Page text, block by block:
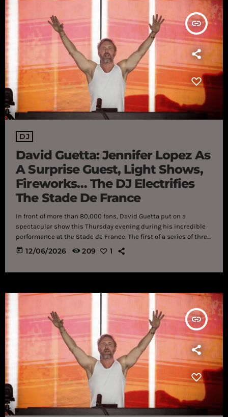
insert_link
DJ
David Guetta: Jennifer Lopez As
A Surprise Guest, Light Shows,
Fireworks… The DJ Electrifies
The Stade De France
In front of more than 80,000 fans, David Guetta put on a
spectacular show this Thursday evening during his incredible
performance at the Stade de France. The first of a series of three
concerts that will go down in history. A breathtaking show. This
Thursday, June 11, more than 80,000 people attended David
today 12/06/2026 209 1
insert_link